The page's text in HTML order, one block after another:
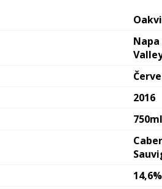
Napa
2016
750ml
14,6%